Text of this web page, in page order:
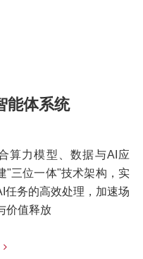
能体系统
算力模型、数据与AI应
"三位一体"技术架构，实
任务的高效处理，加速场
价值释放